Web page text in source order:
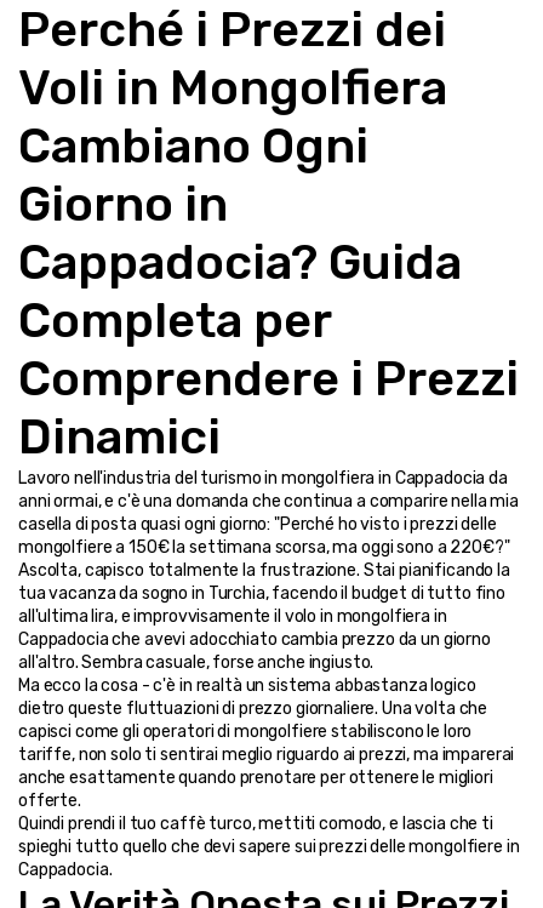
Perché i Prezzi dei
Voli in Mongolfiera
Cambiano Ogni
Giorno in
Cappadocia? Guida
Completa per
Comprendere i Prezzi
Dinamici
Lavoro nell'industria del turismo in mongolfiera in Cappadocia da
anni ormai, e c'è una domanda che continua a comparire nella mia
casella di posta quasi ogni giorno: "Perché ho visto i prezzi delle
mongolfiere a 150€ la settimana scorsa, ma oggi sono a 220€?"
Ascolta, capisco totalmente la frustrazione. Stai pianificando la
tua vacanza da sogno in Turchia, facendo il budget di tutto fino
all'ultima lira, e improvvisamente il volo in mongolfiera in
Cappadocia che avevi adocchiato cambia prezzo da un giorno
all'altro. Sembra casuale, forse anche ingiusto.
Ma ecco la cosa - c'è in realtà un sistema abbastanza logico
dietro queste fluttuazioni di prezzo giornaliere. Una volta che
capisci come gli operatori di mongolfiere stabiliscono le loro
tariffe, non solo ti sentirai meglio riguardo ai prezzi, ma imparerai
anche esattamente quando prenotare per ottenere le migliori
offerte.
Quindi prendi il tuo caffè turco, mettiti comodo, e lascia che ti
spieghi tutto quello che devi sapere sui prezzi delle mongolfiere in
Cappadocia.